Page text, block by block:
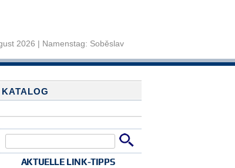
2026 | Namenstag: Soběslav
KATALOG
AKTUELLE LINK-TIPPS